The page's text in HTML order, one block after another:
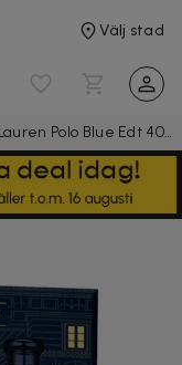
Välj stad
Ralph Lauren Polo Blue Edt 40ml + Red Edt 40ml + 67 Edt 40ml